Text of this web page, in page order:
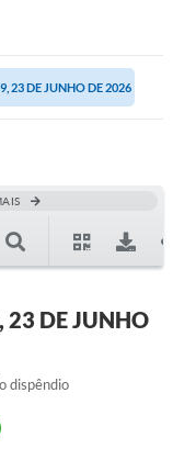
23 DE JUNHO DE 2026
23 DE JUNHO
dispêndio